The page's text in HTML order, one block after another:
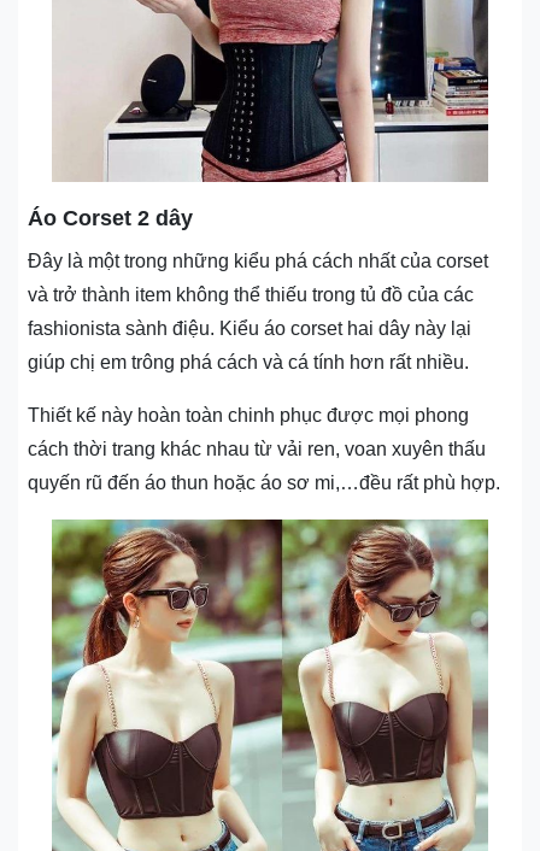
Áo Corset 2 dây
Đây là một trong những kiểu phá cách nhất của corset
và trở thành item không thể thiếu trong tủ đồ của các
fashionista sành điệu. Kiểu áo corset hai dây này lại
giúp chị em trông phá cách và cá tính hơn rất nhiều.
Thiết kế này hoàn toàn chinh phục được mọi phong
cách thời trang khác nhau từ vải ren, voan xuyên thấu
quyến rũ đến áo thun hoặc áo sơ mi,…đều rất phù hợp.